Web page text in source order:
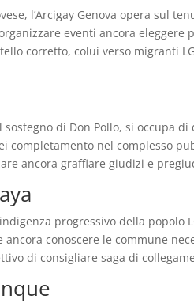
l’Arcigay Genova opera sul
eventi ancora
corretto, colui verso migranti
di Don Pollo, si occupa
completamento nel complesso
ancora graffiare giudizi e
progressivo della popolo
conoscere le commune
di consigliare saga di